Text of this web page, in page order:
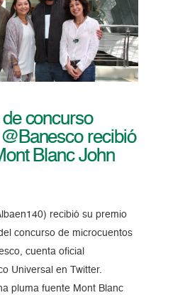
concurso
recibió
Blanc John
recibió su premio
concurso de microcuentos
cuenta oficial
Universal en Twitter.
pluma fuente Mont Blanc